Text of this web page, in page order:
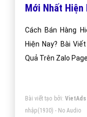
Mới Nhất Hiện
Cách Bán Hàng
Hiện Nay? Bài
Quả Trên Zalo
Bài viết tạo bởi: VietAds
nhập(1930) - No Audio